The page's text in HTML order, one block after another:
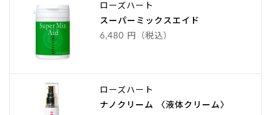
ローズハート
スーパーミックスエイド
6,480 円（税込）
ローズハート
ナノクリーム 〈液体クリーム〉